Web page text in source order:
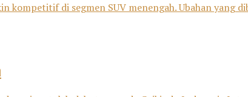
kompetitif di segmen SUV menengah. Ubahan yang